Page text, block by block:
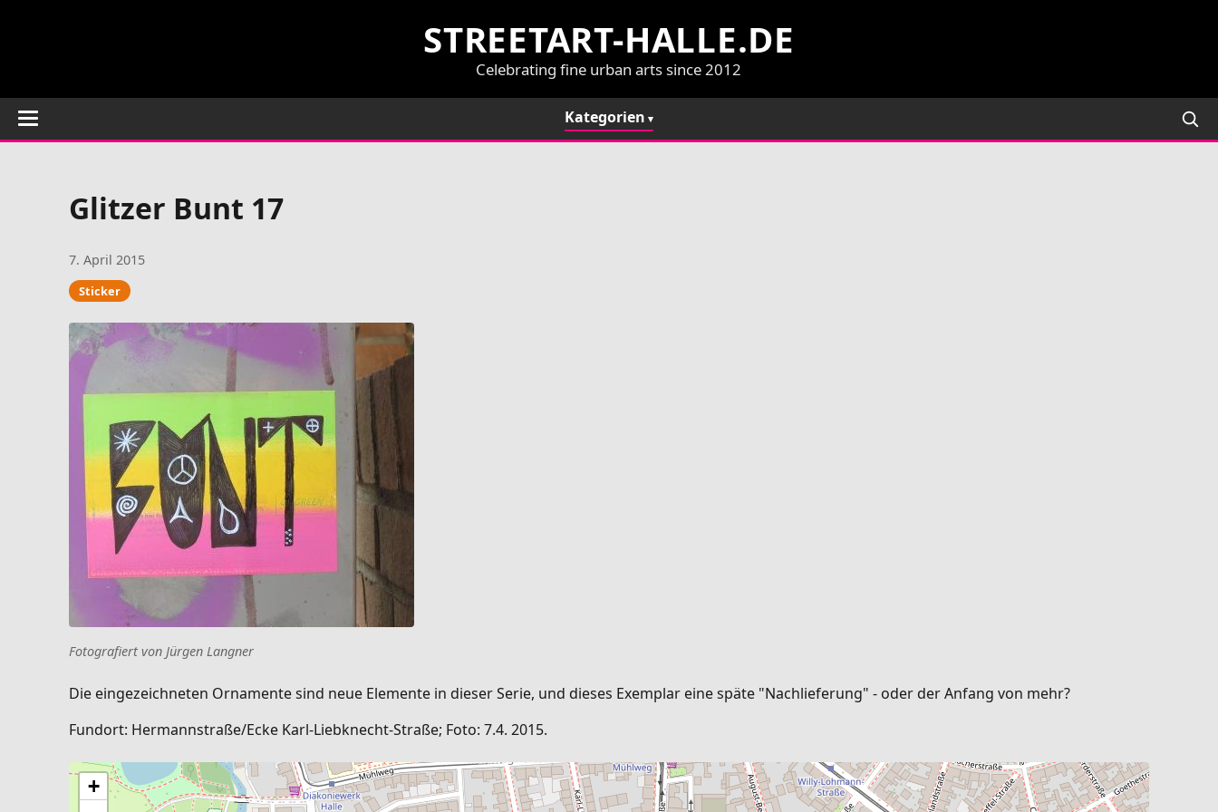
STREETART-HALLE.DE
Celebrating fine urban arts since 2012
Kategorien
Glitzer Bunt 17
7. April 2015
Sticker
Fotografiert von Jürgen Langner
Die eingezeichneten Ornamente sind neue Elemente in dieser Serie, und dieses Exemplar eine späte "Nachlieferung" - oder der Anfang von mehr?
Fundort: Hermannstraße/Ecke Karl-Liebknecht-Straße; Foto: 7.4. 2015.
+